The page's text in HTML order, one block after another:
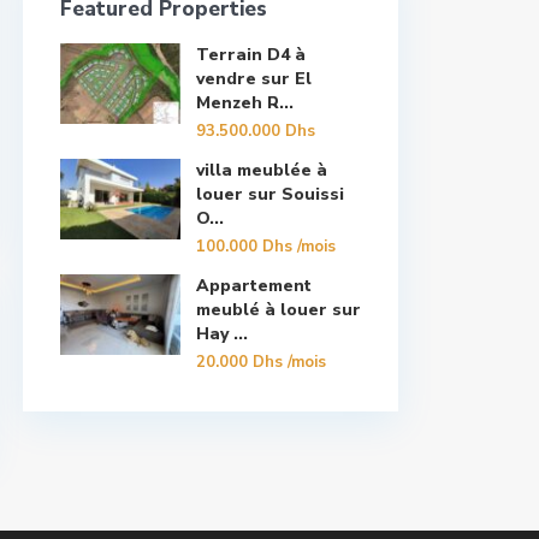
Featured Properties
Terrain D4 à
vendre sur El
Menzeh R...
93.500.000 Dhs
villa meublée à
louer sur Souissi
O...
100.000 Dhs/mois
Appartement
meublé à louer sur
Hay ...
20.000 Dhs/mois